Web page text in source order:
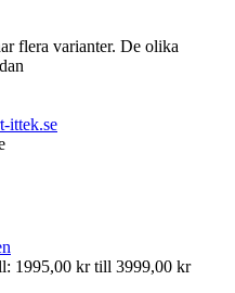
flera varianter. De olika
1995,00 kr till 3999,00 kr